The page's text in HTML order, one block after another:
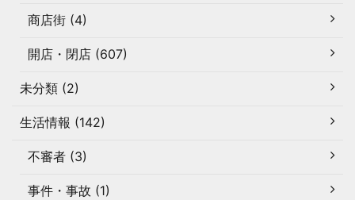
商店街 (4)
開店・閉店 (607)
未分類 (2)
生活情報 (142)
不審者 (3)
事件・事故 (1)